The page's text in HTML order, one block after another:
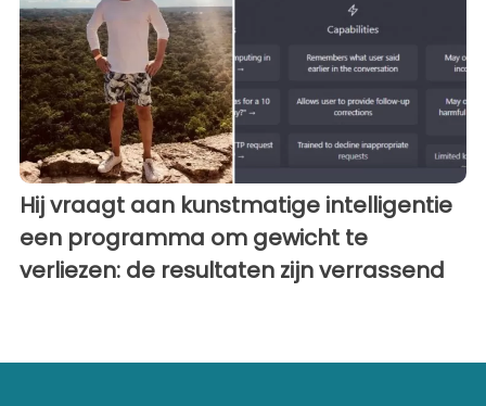
Hij vraagt ​​aan kunstmatige intelligentie
een programma om gewicht te
verliezen: de resultaten zijn verrassend